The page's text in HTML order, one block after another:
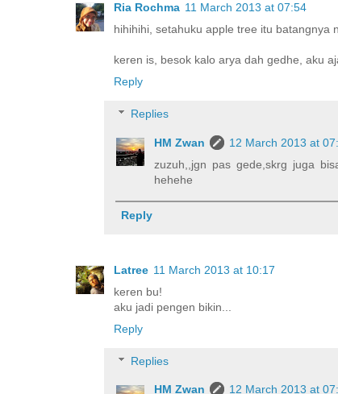
Ria Rochma 11 March 2013 at 07:54
hihihihi, setahuku apple tree itu batangnya
keren is, besok kalo arya dah gedhe, aku
Reply
Replies
HM Zwan
12 March 2013 at
zuzuh,,jgn pas gede,skrg juga
hehehe
Reply
Latree 11 March 2013 at 10:17
keren bu!
aku jadi pengen bikin...
Reply
Replies
HM Zwan 12 March 2013 at